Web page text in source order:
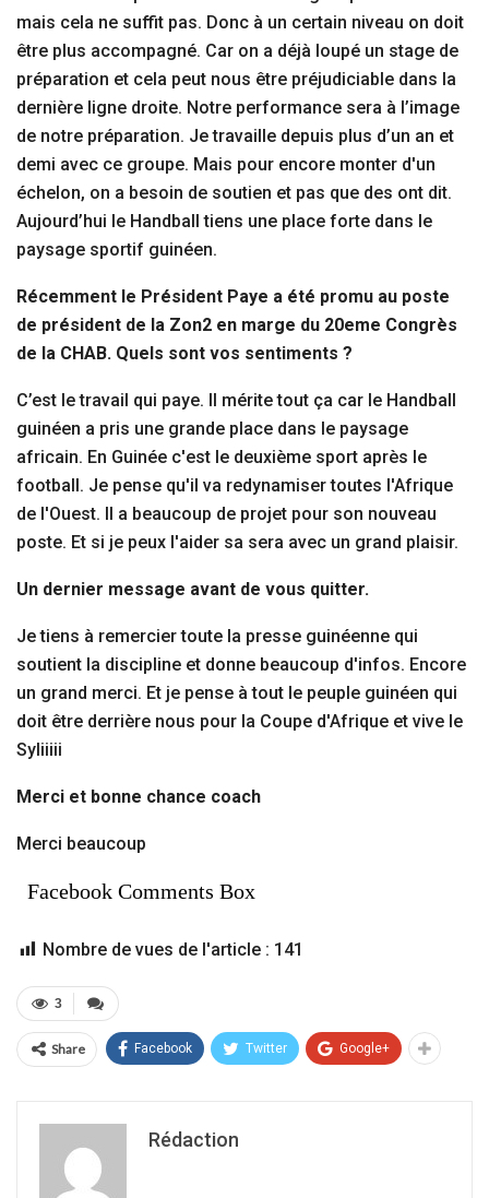
mais cela ne suffit pas. Donc à un certain niveau on doit
être plus accompagné. Car on a déjà loupé un stage de
préparation et cela peut nous être préjudiciable dans la
dernière ligne droite. Notre performance sera à l’image
de notre préparation. Je travaille depuis plus d’un an et
demi avec ce groupe. Mais pour encore monter d'un
échelon, on a besoin de soutien et pas que des ont dit.
Aujourd’hui le Handball tiens une place forte dans le
paysage sportif guinéen.
Récemment le Président Paye a été promu au poste
de président de la Zon2 en marge du 20eme Congrès
de la CHAB. Quels sont vos sentiments ?
C’est le travail qui paye. Il mérite tout ça car le Handball
guinéen a pris une grande place dans le paysage
africain. En Guinée c'est le deuxième sport après le
football. Je pense qu'il va redynamiser toutes l'Afrique
de l'Ouest. Il a beaucoup de projet pour son nouveau
poste. Et si je peux l'aider sa sera avec un grand plaisir.
Un dernier message avant de vous quitter.
Je tiens à remercier toute la presse guinéenne qui
soutient la discipline et donne beaucoup d'infos. Encore
un grand merci. Et je pense à tout le peuple guinéen qui
doit être derrière nous pour la Coupe d'Afrique et vive le
Syliiiii
Merci et bonne chance coach
Merci beaucoup
Facebook Comments Box
Nombre de vues de l'article : 141
3
Share Facebook Twitter Google+
Rédaction